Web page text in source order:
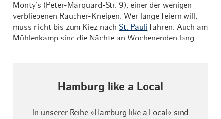
Monty’s (Peter-Marquard-Str. 9), einer der wenigen
verbliebenen Raucher-Kneipen. Wer lange feiern will,
muss nicht bis zum Kiez nach St. Pauli fahren. Auch am
Mühlenkamp sind die Nächte an Wochenenden lang.
Hamburg like a Local
In unserer Reihe »Hamburg like a Local« sind